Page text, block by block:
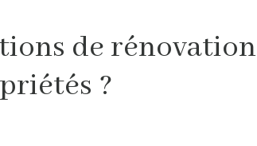
de rénovation
?